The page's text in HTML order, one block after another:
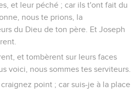
et leur péché ; car ils t'ont fait du
nous te prions, la
du Dieu de ton père. Et Joseph
et tombèrent sur leurs faces
voici, nous sommes tes serviteurs.
point ; car suis-je à la place